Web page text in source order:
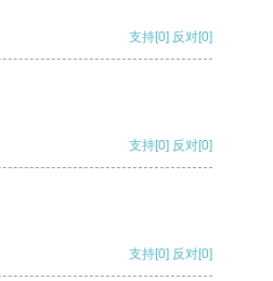
支持[0] 反对[0]
支持[0] 反对[0]
支持[0] 反对[0]